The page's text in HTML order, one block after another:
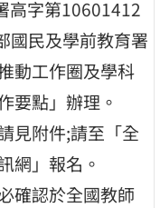
高字第10601412
國民及學前教育署
動工作圈及學科
要點」辦理。
見附件;請至「全
網」報名。
確認於全國教師